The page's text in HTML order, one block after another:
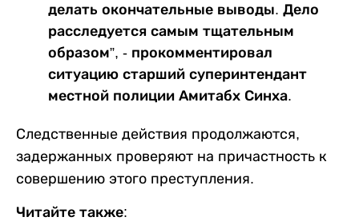
делать окончательные выводы. Дело
расследуется самым тщательным
образом”, - прокомментировал
ситуацию старший суперинтендант
местной полиции Амитабх Синха.
Следственные действия продолжаются,
задержанных проверяют на причастность к
совершению этого преступления.
Читайте также: